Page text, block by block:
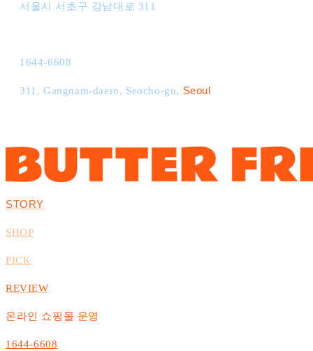
서울시 서초구 강남대로 311
1644-6608
311, Gangnam-daero, Seocho-gu, Seoul
STORY
SHOP
PICK
REVIEW
온라인 쇼핑몰 운영
1644-6608